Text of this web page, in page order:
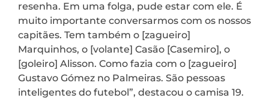
resenha. Em uma folga, pude estar com ele. É
muito importante conversarmos com os nossos
capitães. Tem também o [zagueiro]
Marquinhos, o [volante] Casão [Casemiro], o
[goleiro] Alisson. Como fazia com o [zagueiro]
Gustavo Gómez no Palmeiras. São pessoas
inteligentes do futebol”, destacou o camisa 19.